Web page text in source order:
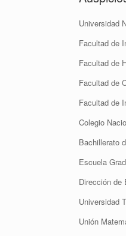
Universidad
Facultad de
Facultad de
Facultad de
Facultad de
Colegio
Bachillerato
Escuela
Dirección de
Universidad
Unión